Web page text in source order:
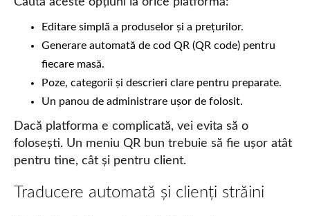
Editare simplă a produselor și a prețurilor.
Generare automată de cod QR (QR code) pentru
fiecare masă.
Poze, categorii și descrieri clare pentru preparate.
Un panou de administrare ușor de folosit.
Dacă platforma e complicată, vei evita să o
folosești. Un meniu QR bun trebuie să fie ușor atât
pentru tine, cât și pentru client.
Traducere automată și clienți străini